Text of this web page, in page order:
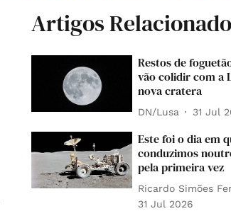
Artigos
Restos de
vão colidir com a
nova cratera
DN/Lusa 31 Jul
Este foi o dia em
conduzimos
pela primeira vez
Ricardo Simões
31 Jul 2026